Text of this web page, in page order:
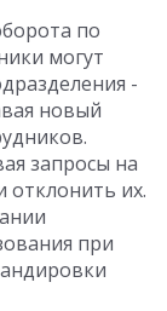
по
могут
-
новый
запросы на
отклонить их.
при